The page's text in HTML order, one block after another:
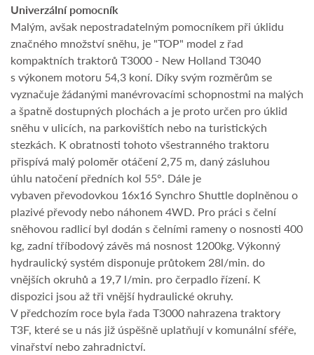
Univerzální pomocník
Malým, avšak nepostradatelným pomocníkem při úklidu
značného množství sněhu, je "TOP" model z řad
kompaktních traktorů T3000 - New Holland T3040
s výkonem motoru 54,3 koní. Díky svým rozměrům se
vyznačuje žádanými manévrovacími schopnostmi na malých
a špatně dostupných plochách a je proto určen pro úklid
sněhu v ulicích, na parkovištích nebo na turistických
stezkách. K obratnosti tohoto všestranného traktoru
přispívá malý poloměr otáčení 2,75 m, daný zásluhou
úhlu natočení předních kol 55°. Dále je
vybaven převodovkou 16x16 Synchro Shuttle doplněnou o
plazivé převody nebo náhonem 4WD. Pro práci s čelní
sněhovou radlicí byl dodán s čelními rameny o nosnosti 400
kg, zadní tříbodový závěs má nosnost 1200kg. Výkonný
hydraulický systém disponuje průtokem 28l/min. do
vnějších okruhů a 19,7 l/min. pro čerpadlo řízení. K
dispozici jsou až tři vnější hydraulické okruhy.
V předchozím roce byla řada T3000 nahrazena traktory
T3F, které se u nás již úspěšně uplatňují v komunální sféře,
vinařství nebo zahradnictví.